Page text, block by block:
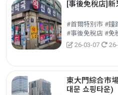
[事後免稅店]新
#首爾特別市 #鐘
#事後免稅店 #免
26-03-07
東大門綜合市
대문 쇼핑타운)